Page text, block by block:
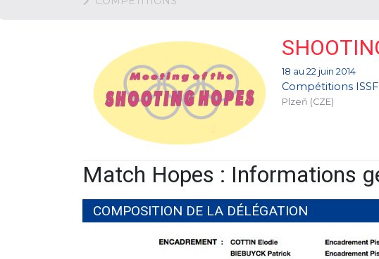
18 au 22 juin 2014
Compétitions ISSF
Plzeň (CZE)
Match Hopes : Informations
COMPOSITION DE LA DÉLÉGATION